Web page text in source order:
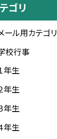
ゴリ
ール用カテゴリ
校行事
年生
年生
年生
年生